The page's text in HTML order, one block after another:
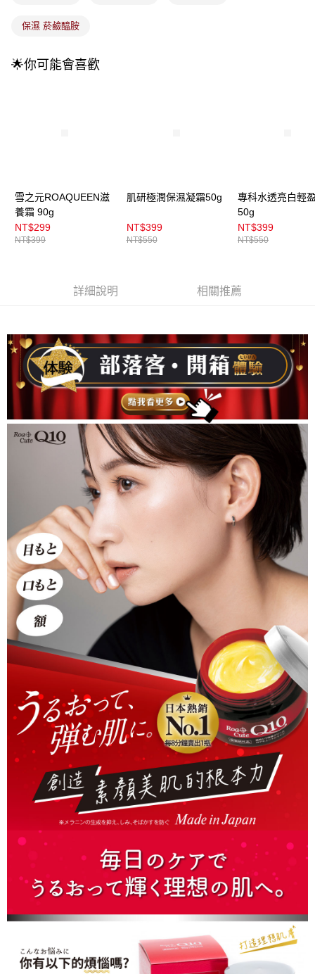
保濕 菸鹼醯胺
🌟你可能會喜歡
雪之元ROAQUEEN滋
養霜 90g
NT$299
NT$399
肌研極潤保濕凝霜50g
NT$399
NT$550
專科水透亮白輕
50g
NT$399
NT$550
詳細說明 相關推薦